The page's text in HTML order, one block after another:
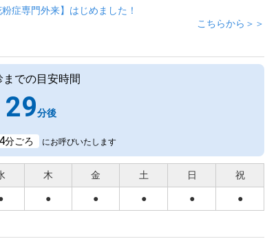
粉症専門外来】はじめました！
こちらから＞＞
までの目安時間
29分後
分ごろ にお呼びいたします
木 金 土 日 祝
● ● ● ● ●